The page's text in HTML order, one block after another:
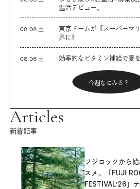
温活デビュー。
08.08 土
東京ドームが『スーパーマ
界に⁉︎
08.08 土 効率的なビタミン補給で夏
今週なにみる？
Articles
新着記事
フジロックから
スメ。「FUJI
FESTIVAL’26」